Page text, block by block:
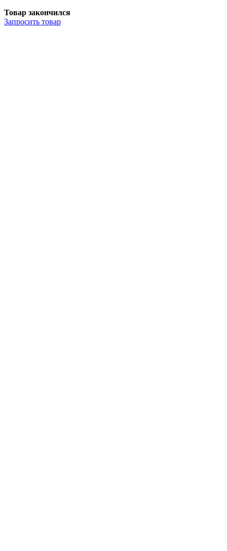
Товар закончился
Запросить товар